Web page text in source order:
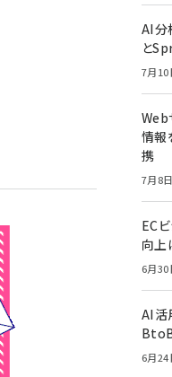
AI分
と
7月10
Web
情報
携
7月8
EC
向上
6月30
AI活
BtoB
6月24